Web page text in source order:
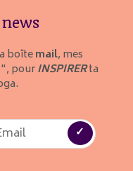
boîtemail, mes
pourINSPIRERta